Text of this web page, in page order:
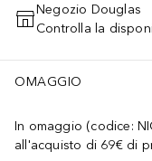
Negozio Douglas
Controlla la
OMAGGIO
In omaggio (codice:
all'acquisto di 69€ di